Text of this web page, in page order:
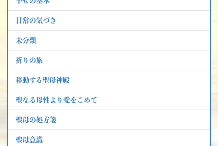
日常の気づき
未分類
祈りの旅
移動する聖母神殿
聖なる母性より愛をこめて
聖母の処方箋
聖母意識